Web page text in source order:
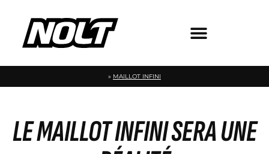
» MAILLOT INFINI
LE MAILLOT INFINI SERA UNE